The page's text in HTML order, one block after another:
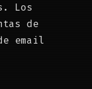
Los
de
email